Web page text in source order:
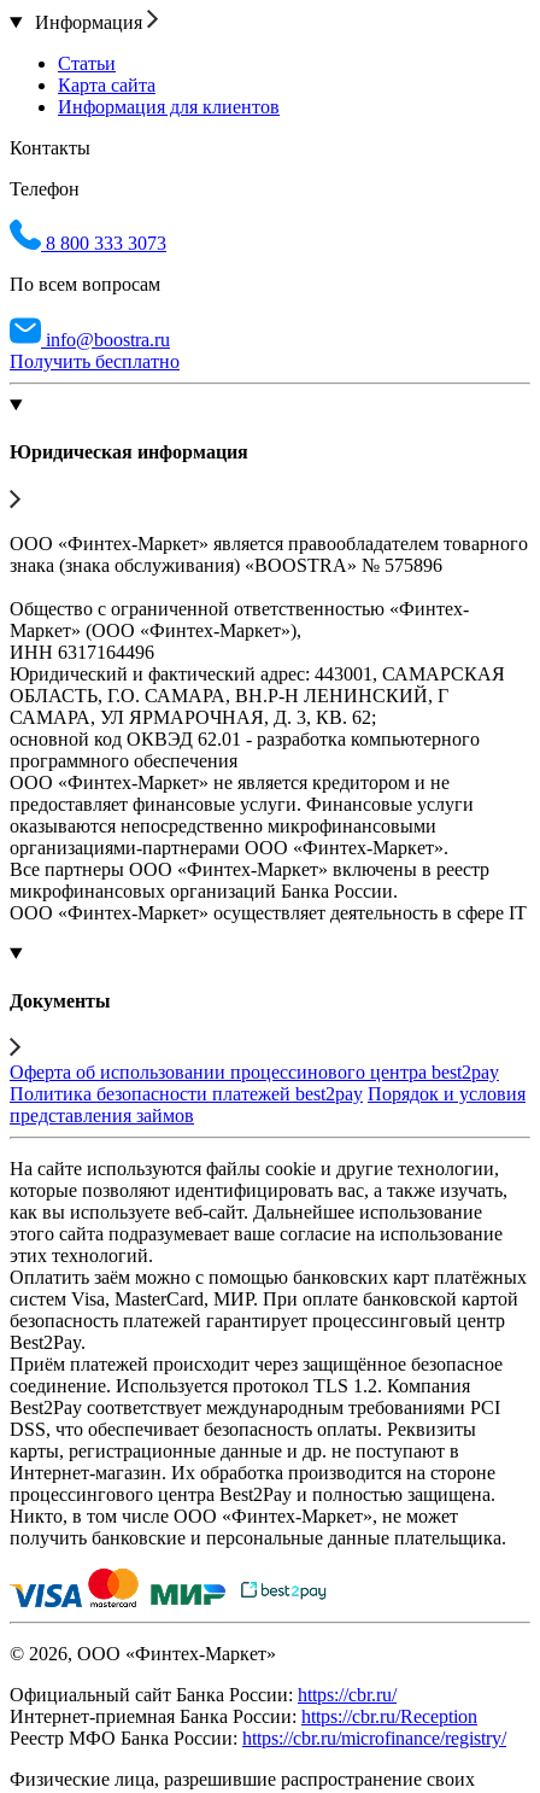
Информация
Статьи
Карта сайта
Информация для клиентов
Контакты
Телефон
8 800 333 3073
По всем вопросам
info@boostra.ru
Получить бесплатно
Юридическая информация
ООО «Финтех-Маркет» является правообладателем товарного
знака (знака обслуживания) «BOOSTRA» № 575896
Общество с ограниченной ответственностью «Финтех-
Маркет» (ООО «Финтех-Маркет»),
ИНН 6317164496
Юридический и фактический адрес: 443001, САМАРСКАЯ
ОБЛАСТЬ, Г.О. САМАРА, ВН.Р-Н ЛЕНИНСКИЙ, Г
САМАРА, УЛ ЯРМАРОЧНАЯ, Д. 3, КВ. 62;
основной код ОКВЭД 62.01 - разработка компьютерного
программного обеспечения
ООО «Финтех-Маркет» не является кредитором и не
предоставляет финансовые услуги. Финансовые услуги
оказываются непосредственно микрофинансовыми
организациями-партнерами ООО «Финтех-Маркет».
Все партнеры ООО «Финтех-Маркет» включены в реестр
микрофинансовых организаций Банка России.
ООО «Финтех-Маркет» осуществляет деятельность в сфере IT
Документы
Оферта об использовании процессинового центра best2pay
Политика безопасности платежей best2pay Порядок и условия
представления займов
На сайте используются файлы cookie и другие технологии,
которые позволяют идентифицировать вас, а также изучать,
как вы используете веб-сайт. Дальнейшее использование
этого сайта подразумевает ваше согласие на использование
этих технологий.
Оплатить заём можно с помощью банковских карт платёжных
систем Visa, MasterCard, МИР. При оплате банковской картой
безопасность платежей гарантирует процессинговый центр
Best2Pay.
Приём платежей происходит через защищённое безопасное
соединение. Используется протокол TLS 1.2. Компания
Best2Pay соответствует международным требованиями PCI
DSS, что обеспечивает безопасность оплаты. Реквизиты
карты, регистрационные данные и др. не поступают в
Интернет-магазин. Их обработка производится на стороне
процессингового центра Best2Pay и полностью защищена.
Никто, в том числе ООО «Финтех-Маркет», не может
получить банковские и персональные данные плательщика.
© 2026, ООО «Финтех-Маркет»
Официальный сайт Банка России: https://cbr.ru/
Интернет-приемная Банка России: https://cbr.ru/Reception
Реестр МФО Банка России: https://cbr.ru/microfinance/registry/
Физические лица, разрешившие распространение своих